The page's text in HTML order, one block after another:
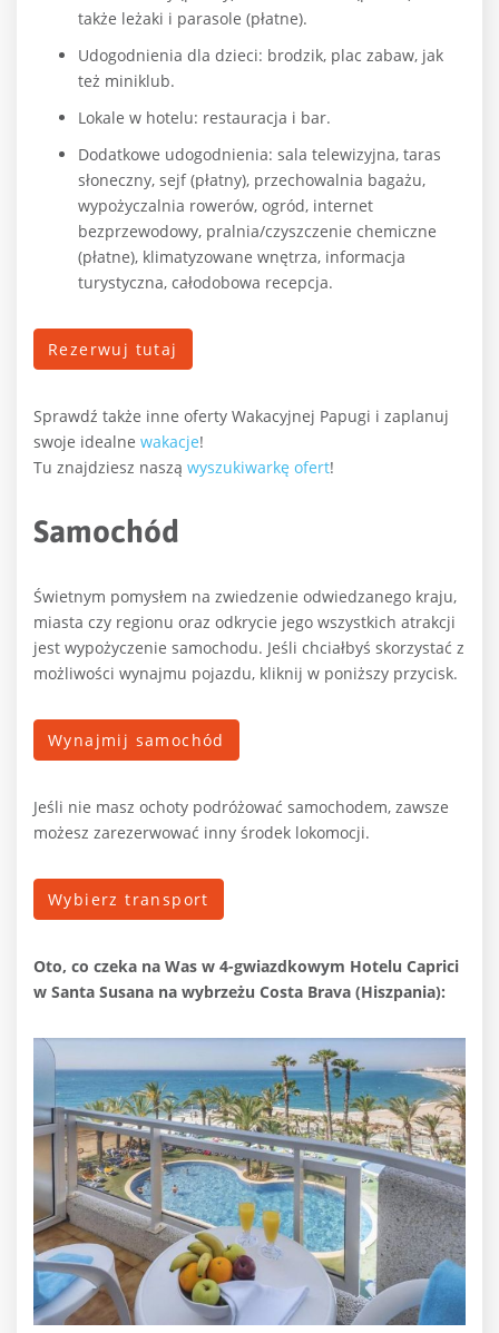
także leżaki i parasole (płatne).
Udogodnienia dla dzieci: brodzik, plac zabaw, jak
też miniklub.
Lokale w hotelu: restauracja i bar.
Dodatkowe udogodnienia: sala telewizyjna, taras
słoneczny, sejf (płatny), przechowalnia bagażu,
wypożyczalnia rowerów, ogród, internet
bezprzewodowy, pralnia/czyszczenie chemiczne
(płatne), klimatyzowane wnętrza, informacja
turystyczna, całodobowa recepcja.
Rezerwuj tutaj
Sprawdź także inne oferty Wakacyjnej Papugi i zaplanuj
swoje idealne wakacje!
Tu znajdziesz naszą wyszukiwarkę ofert!
Samochód
Świetnym pomysłem na zwiedzenie odwiedzanego kraju,
miasta czy regionu oraz odkrycie jego wszystkich atrakcji
jest wypożyczenie samochodu. Jeśli chciałbyś skorzystać z
możliwości wynajmu pojazdu, kliknij w poniższy przycisk.
Wynajmij samochód
Jeśli nie masz ochoty podróżować samochodem, zawsze
możesz zarezerwować inny środek lokomocji.
Wybierz transport
Oto, co czeka na Was w 4-gwiazdkowym Hotelu Caprici
w Santa Susana na wybrzeżu Costa Brava (Hiszpania):